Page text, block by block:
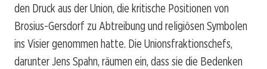
den Druck aus der Union, die kritische Positionen von
Brosius-Gersdorf zu Abtreibung und religiösen Symbolen
ins Visier genommen hatte. Die Unionsfraktionschefs,
darunter Jens Spahn, räumen ein, dass sie die Bedenken